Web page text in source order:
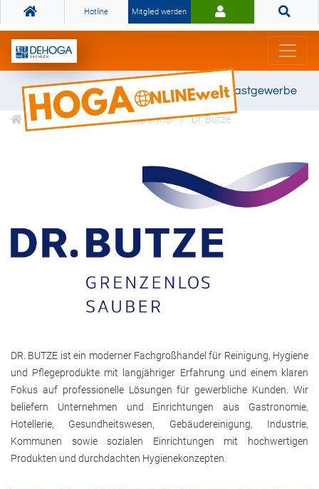
Hotline Mitglied werden
Gemeinsam stark für das Gastgewerbe
DEHOGA Kooperationspartner Dr. Butze
DR. BUTZE ist ein moderner Fachgroßhandel für Reinigung, Hygiene
und Pflegeprodukte mit langjähriger Erfahrung und einem klaren
Fokus auf professionelle Lösungen für gewerbliche Kunden. Wir
beliefern Unternehmen und Einrichtungen aus Gastronomie,
Hotellerie, Gesundheitswesen, Gebäudereinigung, Industrie,
Kommunen sowie sozialen Einrichtungen mit hochwertigen
Produkten und durchdachten Hygienekonzepten.